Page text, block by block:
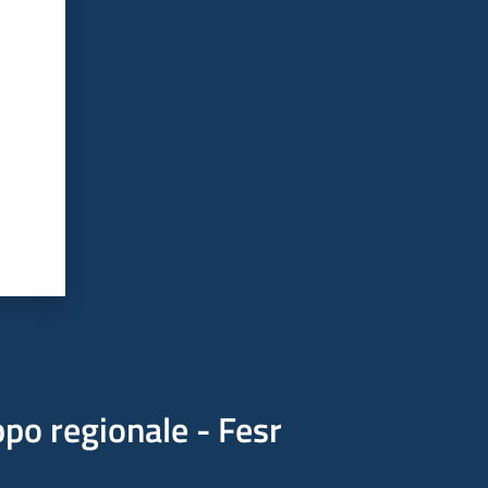
regionale - Fesr